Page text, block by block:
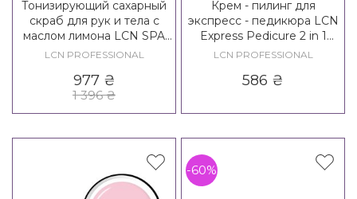
Тонизирующий сахарный
скраб для рук и тела с
маслом лимона LCN SPA
Lemon Sugar Scrub
LCN PROFESSIONAL
977₴
1 396₴
Крем - пилинг для
экспресс - педикюра LCN
Express Pedicure 2 in 1
Clean & Peel
LCN PROFESSIONAL
586 ₴
-60%